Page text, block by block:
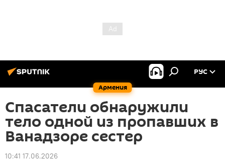
Армения
РУС
Спасатели обнаружили
тело одной из пропавших в
Ванадзоре сестер
10:41 17.06.2026